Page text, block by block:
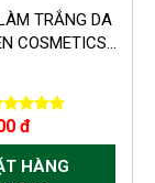
TRẮNG DA
COSMETICS...
đ
HÀNG